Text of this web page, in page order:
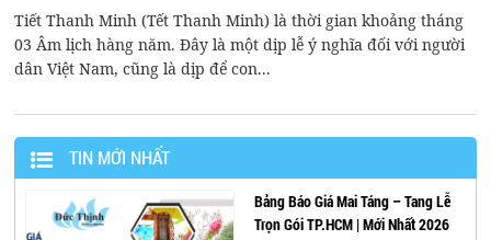
Tiết Thanh Minh (Tết Thanh Minh) là thời gian khoảng tháng
03 Âm lịch hàng năm. Đây là một dịp lễ ý nghĩa đối với người
dân Việt Nam, cũng là dịp để con...
TIN MỚI NHẤT
Bảng Báo Giá Mai Táng – Tang Lễ
Trọn Gói TP.HCM | Mới Nhất 2026